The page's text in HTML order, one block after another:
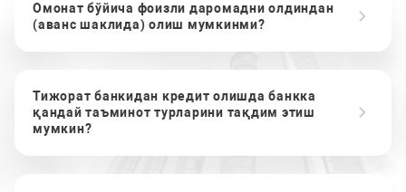
Омонат бўйича фоизли даромадни олдиндан
(аванс шаклида) олиш мумкинми?
Тижорат банкидан кредит олишда банкка
қандай таъминот турларини тақдим этиш
мумкин?